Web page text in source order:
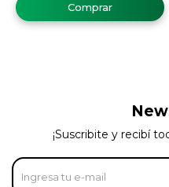
¡Suscribite y recibí